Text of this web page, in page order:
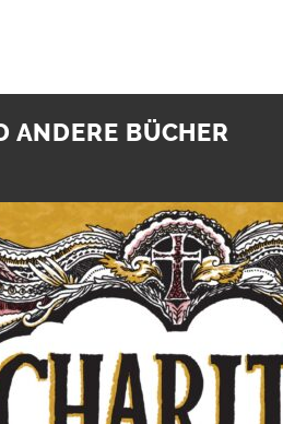
ANDERE BÜCHER